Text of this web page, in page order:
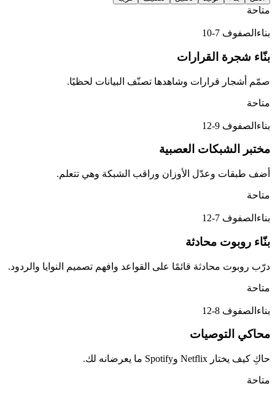
متاحة
بناء الصفوف 7-10
بنّاء شجرة القرارات
صمّم أشجار قرارات وشاهدها تصنّف البيانات لحظيًا.
متاحة
بناء الصفوف 9-12
مختبر الشبكات العصبية
أضف طبقات وعدّل الأوزان وراقب الشبكة وهي تتعلم.
متاحة
بناء الصفوف 7-12
بنّاء روبوت محادثة
درّب روبوت محادثة قائمًا على القواعد وافهم تصميم النوايا والردود.
متاحة
بناء الصفوف 8-12
محاكي التوصيات
حاكِ كيف يختار Netflix وSpotify ما يعرضانه لك.
متاحة